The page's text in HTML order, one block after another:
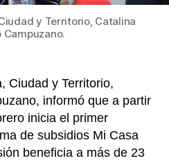
y Territorio, Catalina
Campuzano.
Ciudad y Territorio,
informó que a partir
inicia el primer
de subsidios Mi Casa
beneficia a más de 23